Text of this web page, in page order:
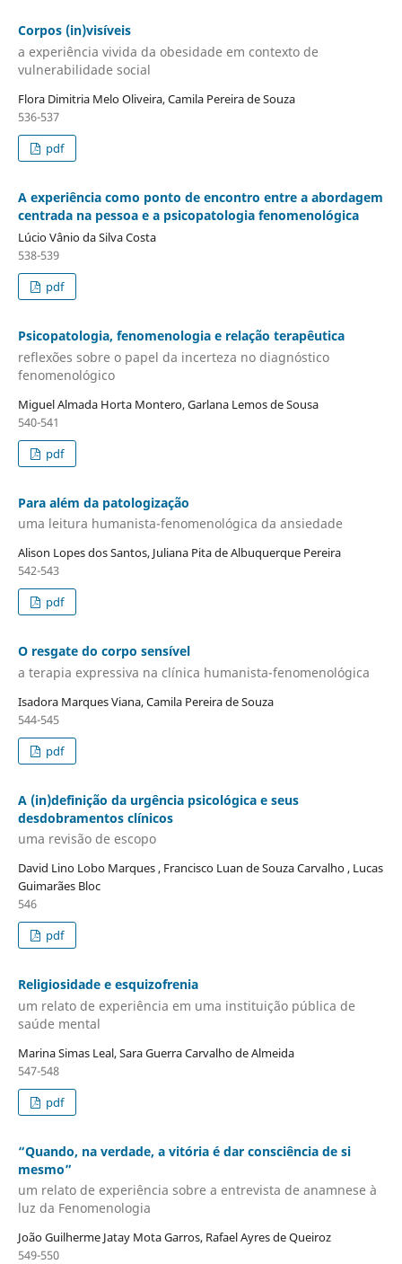
Corpos (in)visíveis
a experiência vivida da obesidade em contexto de
vulnerabilidade social
Flora Dimitria Melo Oliveira, Camila Pereira de Souza
536-537
pdf
A experiência como ponto de encontro entre a abordagem
centrada na pessoa e a psicopatologia fenomenológica
Lúcio Vânio da Silva Costa
538-539
pdf
Psicopatologia, fenomenologia e relação terapêutica
reflexões sobre o papel da incerteza no diagnóstico
fenomenológico
Miguel Almada Horta Montero, Garlana Lemos de Sousa
540-541
pdf
Para além da patologização
uma leitura humanista-fenomenológica da ansiedade
Alison Lopes dos Santos, Juliana Pita de Albuquerque Pereira
542-543
pdf
O resgate do corpo sensível
a terapia expressiva na clínica humanista-fenomenológica
Isadora Marques Viana, Camila Pereira de Souza
544-545
pdf
A (in)definição da urgência psicológica e seus
desdobramentos clínicos
uma revisão de escopo
David Lino Lobo Marques , Francisco Luan de Souza Carvalho , Lucas
Guimarães Bloc
546
pdf
Religiosidade e esquizofrenia
um relato de experiência em uma instituição pública de
saúde mental
Marina Simas Leal, Sara Guerra Carvalho de Almeida
547-548
pdf
“Quando, na verdade, a vitória é dar consciência de si
mesmo”
um relato de experiência sobre a entrevista de anamnese à
luz da Fenomenologia
João Guilherme Jatay Mota Garros, Rafael Ayres de Queiroz
549-550